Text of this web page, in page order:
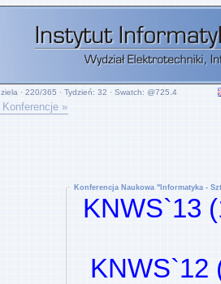
· 220/365 · Tydzień: 32 · Swatch: @725.4
Konferencje »
Konferencja Naukowa "Informatyka -
KNWS`13
KNWS`12